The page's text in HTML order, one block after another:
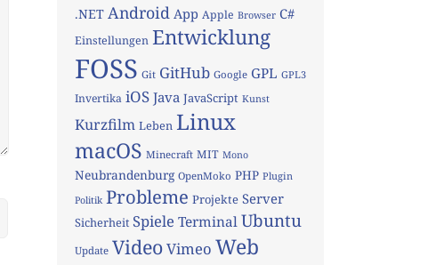
.NET Android App Apple Browser C#
Einstellungen Entwicklung
FOSS Git GitHub Google GPL GPL3
Invertika iOS Java JavaScript Kunst
Kurzfilm Leben Linux
macOS Minecraft MIT Mono
Neubrandenburg OpenMoko PHP Plugin
Politik Probleme Projekte Server
Sicherheit Spiele TerminalUbuntu
Update VideoVimeo Web